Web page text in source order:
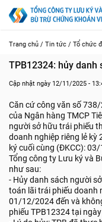
Trang chủ / Tin tức / Tổ chức
TPB12324: hủy
Cập nhật ngày 12/11/2025 -
Căn cứ công văn số
của Ngân hàng TMCP
người sở hữu trái phiếu
doanh nghiệp riêng lẻ kỳ
ký cuối cùng (ĐKCC):
Tổng công ty Lưu ký và
như sau:
- Hủy danh sách người
toán lãi trái phiếu doanh
01/12/2024 đến và
phiếu TPB12324 tại